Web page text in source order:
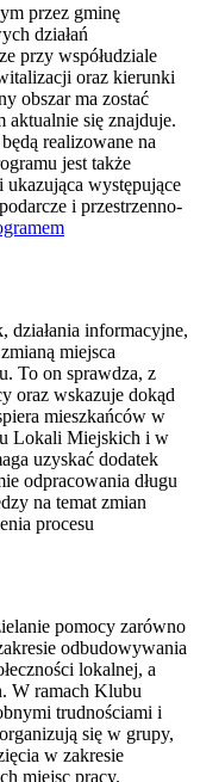
przez gminę
działań
przy współudziale
oraz kierunki
obszar ma zostać
się znajduje.
realizowane na
jest także
ukazująca występujące
i przestrzenno-
działania informacyjne,
miejsca
To on sprawdza, z
oraz wskazuje dokąd
mieszkańców w
Lokali Miejskich i w
uzyskać dodatek
odpracowania długu
na temat zmian
procesu
pomocy zarówno
odbudowywania
lokalnej, a
W ramach Klubu
trudnościami i
się w grupy,
w zakresie
miejsc pracy.